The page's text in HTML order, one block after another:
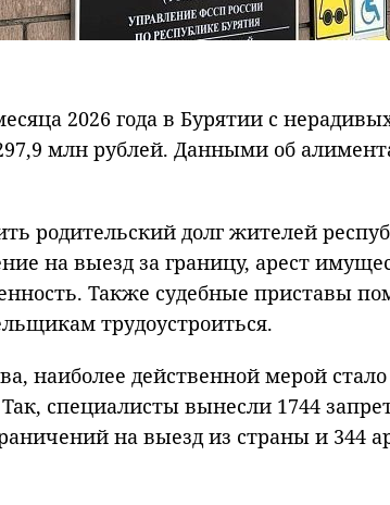
2026 года в Бурятии с
млн рублей. Данными об
родительский долг жителей
на выезд за границу, арест
Также судебные приставы
трудоустроиться.
наиболее действенной мерой
специалисты вынесли 1744
на выезд из страны и 344